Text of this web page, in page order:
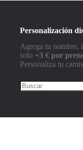
Chelsea
Club América
Colombia
Como
Crystal Palace
Personalización
Agrega tu nombre,
solo +3 € por
Personaliza tu